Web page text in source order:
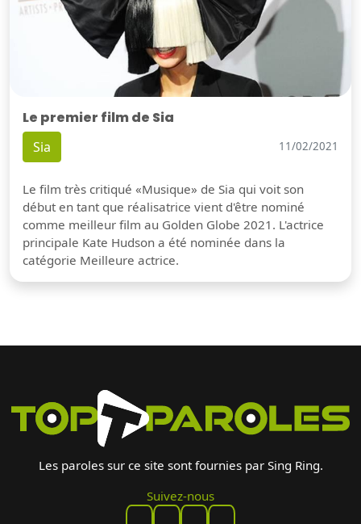
Le premier film de Sia
Sia 11/02/2021
Le film très critiqué «Musique» de Sia qui voit son
début en tant que réalisatrice vient d'être nominé
comme meilleur film au Golden Globe 2021. L'actrice
principale Kate Hudson a été nominée dans la
catégorie Meilleure actrice.
Les paroles sur ce site sont fournies par Sing Ring.
Suivez-nous